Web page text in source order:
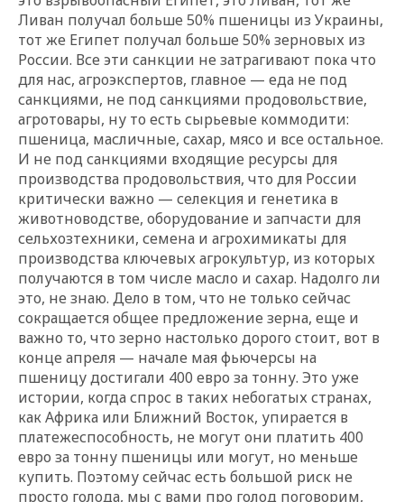
Ливан получал больше 50% пшеницы из Украины,
тот же Египет получал больше 50% зерновых из
России. Все эти санкции не затрагивают пока что
для нас, агроэкспертов, главное — еда не под
санкциями, не под санкциями продовольствие,
агротовары, ну то есть сырьевые коммодити:
пшеница, масличные, сахар, мясо и все остальное.
И не под санкциями входящие ресурсы для
производства продовольствия, что для России
критически важно — селекция и генетика в
животноводстве, оборудование и запчасти для
сельхозтехники, семена и агрохимикаты для
производства ключевых агрокультур, из которых
получаются в том числе масло и сахар. Надолго ли
это, не знаю. Дело в том, что не только сейчас
сокращается общее предложение зерна, еще и
важно то, что зерно настолько дорого стоит, вот в
конце апреля — начале мая фьючерсы на
пшеницу достигали 400 евро за тонну. Это уже
истории, когда спрос в таких небогатых странах,
как Африка или Ближний Восток, упирается в
платежеспособность, не могут они платить 400
евро за тонну пшеницы или могут, но меньше
купить. Поэтому сейчас есть большой риск не
просто голода, мы с вами про голод поговорим,